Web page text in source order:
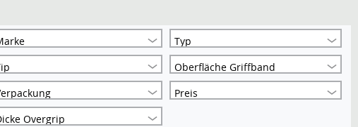
Typ
Oberfläche Griffband
Preis
Overgrip